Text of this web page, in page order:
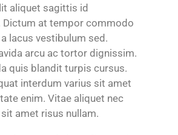
aliquet sagittis id
Dictum at tempor commodo
lacus vestibulum sed.
arcu ac tortor dignissim.
quis blandit turpis cursus.
interdum varius sit amet
enim. Vitae aliquet nec
amet risus nullam.